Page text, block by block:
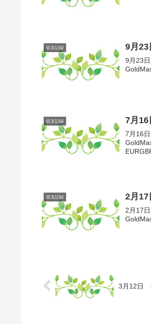
収支記録 9月
9月23
収支記録 7月
7月16
収支記録 2月
2月17
3月12日